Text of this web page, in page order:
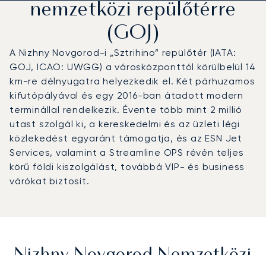
nemzetközi repülőtérre
(GOJ)
A Nizhny Novgorod-i „Sztrihino” repülőtér (IATA:
GOJ, ICAO: UWGG) a városközponttól körülbelül 14
km-re délnyugatra helyezkedik el. Két párhuzamos
kifutópályával és egy 2016-ban átadott modern
terminállal rendelkezik. Évente több mint 2 millió
utast szolgál ki, a kereskedelmi és az üzleti légi
közlekedést egyaránt támogatja, és az ESN Jet
Services, valamint a Streamline OPS révén teljes
körű földi kiszolgálást, továbbá VIP- és business
várókat biztosít.